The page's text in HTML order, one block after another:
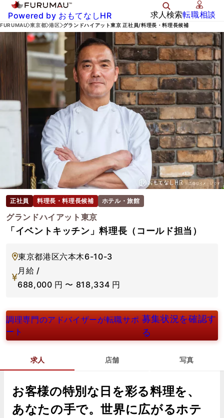
Powered by おもてなしHR 求人検索転職相談
FURUMAU 東京都 港区 グランドハイアット東京 正社員/料理長・料理長候補
正社員 料理長・料理長候補 ホテル・旅館
グランドハイアット東京
「イベントキッチン」料理長（コールド担当）
東京都港区六本木6-10-3
月給 /
688,000 円 〜 818,334 円
調理専門のアドバイザーが転職サポ
ート
募集状況を確認す
る
求人 店舗 写真
お客様の特別な日を彩る料理を、
あなたの手で。世界に広がるホテ